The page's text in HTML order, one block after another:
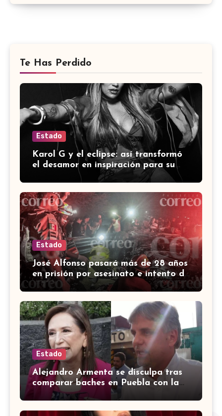
Te Has Perdido
Estado
Karol G y el eclipse: así transformó
el desamor en inspiración para su
último álbum
Estado
José Alfonso pasará más de 28 años
en prisión por asesinato e intento de
homicidio en Irapuato
Estado
Alejandro Armenta se disculpa tras
comparar baches en Puebla con la
guerra en Palestina